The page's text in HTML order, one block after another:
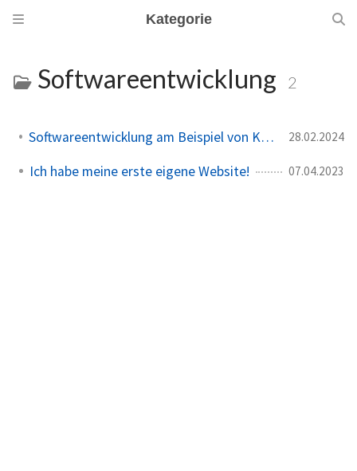
Kategorie
Softwareentwicklung 2
Softwareentwicklung am Beispiel von Kuchen backen erklärt 28.02.2024
Ich habe meine erste eigene Website! 07.04.2023